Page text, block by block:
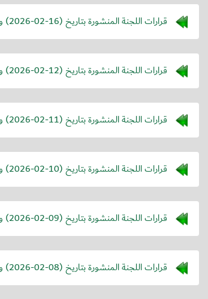
قرارات اللجنة المنشورة بتاريخ (2026-02-16
)
قرارات اللجنة المنشورة بتاريخ (2026-02-12
)
قرارات اللجنة المنشورة بتاريخ (2026-02-11
)
قرارات اللجنة المنشورة بتاريخ (2026-02-10
)
قرارات اللجنة المنشورة بتاريخ (2026-02-09
)
قرارات اللجنة المنشورة بتاريخ (2026-02-08
)